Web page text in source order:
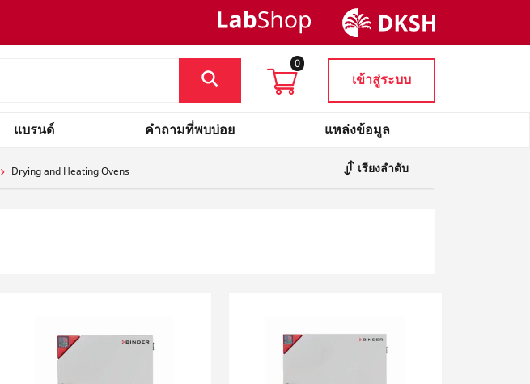
0
เข้าสู่ระบบ
แบรนด์ คำถามที่พบบ่อย แหล่งข้อมูล
Drying and Heating Ovens เรียงลำดับ